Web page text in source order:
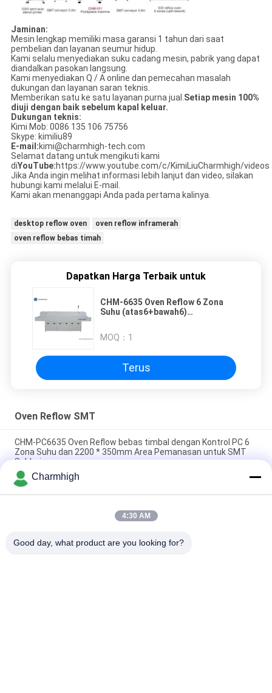
Jaminan:
Mesin lengkap memiliki masa garansi 1 tahun dari saat
pembelian dan layanan seumur hidup.
Kami selalu menyediakan suku cadang mesin, pabrik yang dapat
diandalkan pasokan langsung.
Kami menyediakan Q / A online dan pemecahan masalah
dukungan dan layanan saran teknis.
Memberikan satu ke satu layanan purna jual. Setiap mesin 100%
diuji dengan baik sebelum kapal keluar.
Dukungan teknis:
Kimi Mob: 0086 135 106 75756
Skype: kimiliu89
E-mail:kimi@charmhigh-tech.com
Selamat datang untuk mengikuti kami
diYouTube:https://www.youtube.com/c/KimiLiuCharmhigh/videos
Jika Anda ingin melihat informasi lebih lanjut dan video, silakan
hubungi kami melalui E-mail.
Kami akan menanggapi Anda pada pertama kalinya.
desktop reflow oven
oven reflow inframerah
oven reflow bebas timah
Dapatkan Harga Terbaik untuk
CHM-6635 Oven Reflow 6 Zona
Suhu (atas6+bawah6)
MOQ： 1
Terus
Oven Reflow SMT
CHM-PC6635 Oven Reflow bebas timbal dengan Kontrol PC 6
Zona Suhu dan 2200 * 350mm Area Pemanasan untuk SMT
Soldering
CHM-F830 Oven Reflow SMT Vertikal 8 Zona Suhu Mesin
Solder Udara Panas 1400*300mm
CHM-6635 Oven Reflow 6 Zona Suhu (atas6+bawah6)
Charmhigh
4:30 AM
Good day, what product are you looking for?